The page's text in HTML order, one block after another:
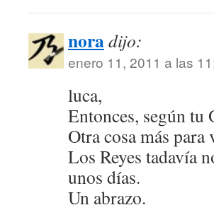
noradijo:
enero 11, 2011 a las
luca,
Entonces, según tu
Otra cosa más
Los Reyes tadavía
unos días.
Un abrazo.